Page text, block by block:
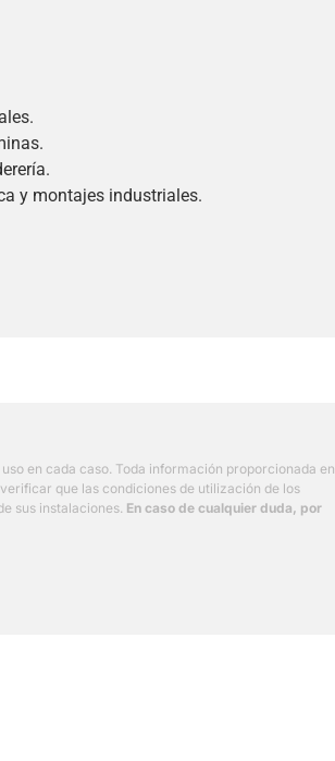
y montajes industriales.
en cada caso. Toda información proporcionada en
que las condiciones de utilización de los
sus instalaciones. En caso de cualquier duda, por